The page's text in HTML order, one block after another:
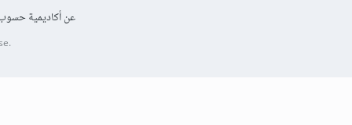
عن أكاديمية